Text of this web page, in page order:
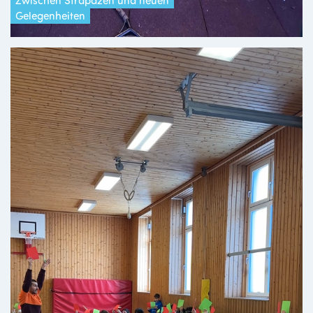
Gelegenheiten